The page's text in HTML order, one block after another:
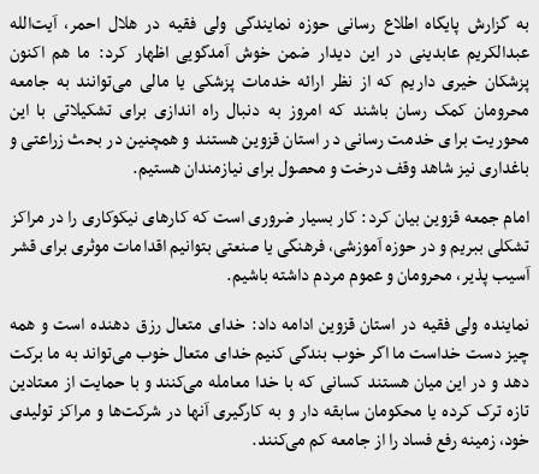
به گزارش پایگاه اطلاع رسانی حوزه نمایندگی ولی فقیه در هلال احمر، آیت‌الله
عبدالکریم عابدینی در این دیدار ضمن خوش آمدگویی اظهار کرد: ما هم اکنون
پزشکان خیری داریم که از نظر ارائه خدمات پزشکی یا مالی می‌توانند به جامعه
محرومان کمک رسان باشند که امروز به دنبال راه اندازی برای تشکیلاتی با این
محوریت برای خدمت رسانی در استان قزوین هستند و همچنین در بحث زراعتی و
باغداری نیز شاهد وقف درخت و محصول برای نیازمندان هستیم.
امام جمعه قزوین بیان کرد: کار بسیار ضروری است که کارهای نیکوکاری را در مراکز
تشکلی ببریم و در حوزه آموزشی، فرهنگی یا صنعتی بتوانیم اقدامات موثری برای قشر
آسیب پذیر، محرومان و عموم مردم داشته باشیم.
نماینده ولی فقیه در استان قزوین ادامه داد: خدای متعال رزق دهنده است و همه
چیز دست خداست ما اگر خوب بندگی کنیم خدای متعال خوب می‌تواند به ما برکت
دهد و در این میان هستند کسانی که با خدا معامله می‌کنند و با حمایت از معتادین
تازه ترک کرده یا محکومان سابقه دار و به کارگیری آنها در شرکت‌ها و مراکز تولیدی
خود، زمینه رفع فساد را از جامعه کم می‌کنند.